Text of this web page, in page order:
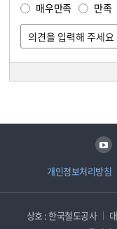
매우만족 만족
개인정보처리방침
유튜브
상호 : 한국철도공사